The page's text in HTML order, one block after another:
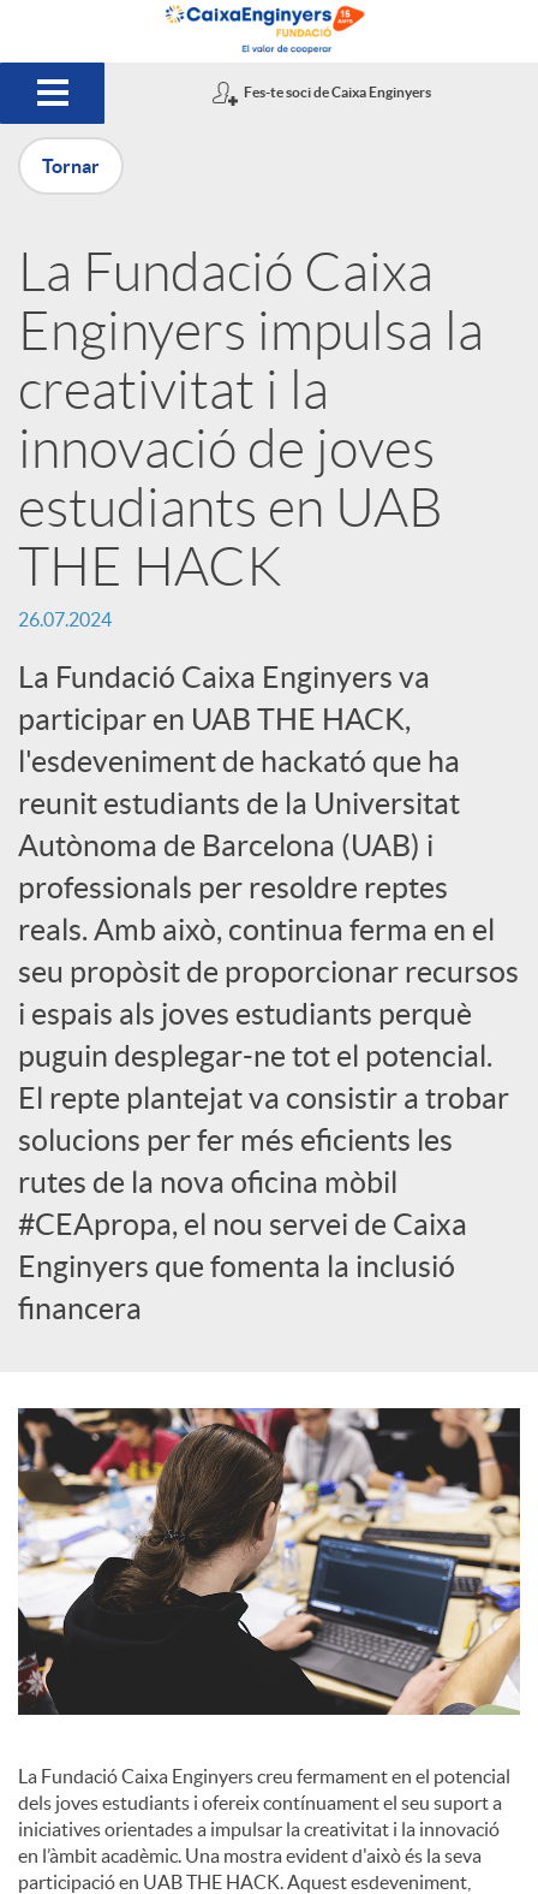
Fes-te soci de Caixa Enginyers
u
b
l
i
c
a
d
o
r
d
e
c
o
n
i
n
g
u
t
s
Tornar
La Fundació Caixa
Enginyers impulsa la
creativitat i la
innovació de joves
estudiants en UAB
THE HACK
26.07.2024
La Fundació Caixa Enginyers va
participar en UAB THE HACK,
l'esdeveniment de hackató que ha
reunit estudiants de la Universitat
Autònoma de Barcelona (UAB) i
professionals per resoldre reptes
reals. Amb això, continua ferma en el
seu propòsit de proporcionar recursos
i espais als joves estudiants perquè
puguin desplegar-ne tot el potencial.
El repte plantejat va consistir a trobar
solucions per fer més eficients les
rutes de la nova oficina mòbil
#CEApropa, el nou servei de Caixa
Enginyers que fomenta la inclusió
financera
La Fundació Caixa Enginyers creu fermament en el potencial
dels joves estudiants i ofereix contínuament el seu suport a
iniciatives orientades a impulsar la creativitat i la innovació
en l’àmbit acadèmic. Una mostra evident d'això és la seva
participació en UAB THE HACK. Aquest esdeveniment,